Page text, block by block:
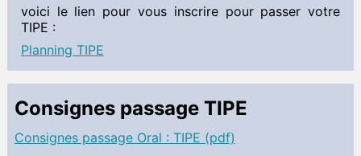
Anglais MPSI
Documents à télécharger
Allemand MPSI
Documents à télécharger
TIPE MPSI
Documents à télécharger
Informations
voici le lien pour vous inscrire pour passer votre
TIPE :
Planning TIPE
Consignes passage TIPE
Consignes passage Oral : TIPE (pdf)